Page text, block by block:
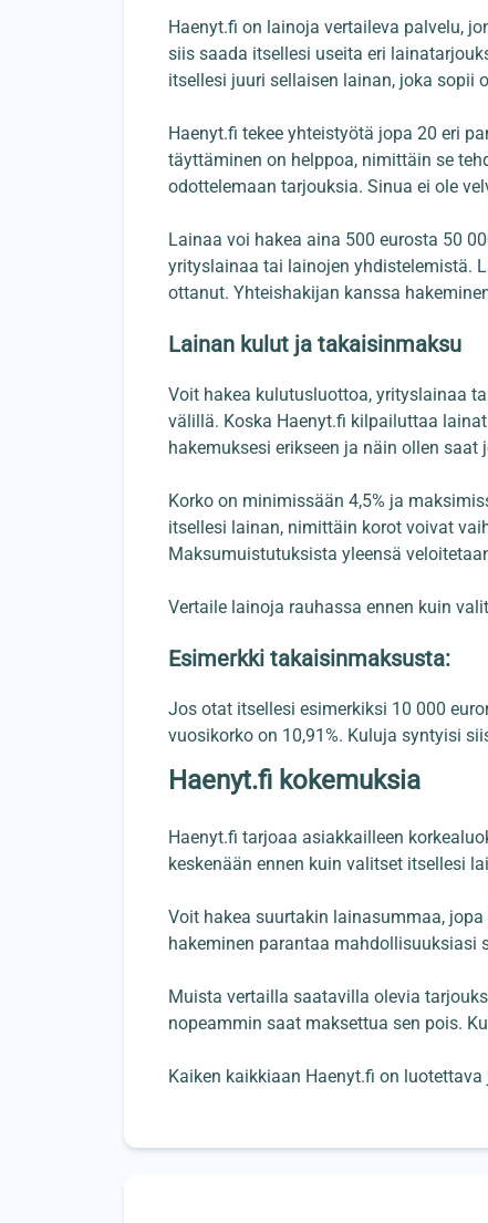
Haenyt.fi on lainoja vertaileva palvelu,
siis saada itsellesi useita eri
itsellesi juuri sellaisen lainan, joka sopii
Haenyt.fi tekee yhteistyötä jopa 20 eri
täyttäminen on helppoa, nimittäin se
odottelemaan tarjouksia. Sinua ei ole
Lainaa voi hakea aina 500 eurosta 50
yrityslainaa tai lainojen yhdistelemistä.
ottanut. Yhteishakijan kanssa
Lainan kulut ja takaisinmaksu
Voit hakea kulutusluottoa, yrityslainaa
välillä. Koska Haenyt.fi kilpailuttaa
hakemuksesi erikseen ja näin ollen
Korko on minimissään 4,5% ja
itsellesi lainan, nimittäin korot voivat
Maksumuistutuksista yleensä
Vertaile lainoja rauhassa ennen kuin
Esimerkki takaisinmaksusta:
Jos otat itsellesi esimerkiksi 10 000
vuosikorko on 10,91%. Kuluja syntyisi
Haenyt.fi kokemuksia
Haenyt.fi tarjoaa asiakkailleen
keskenään ennen kuin valitset itsellesi
Voit hakea suurtakin lainasummaa,
hakeminen parantaa mahdollisuuksiasi
Muista vertailla saatavilla olevia
nopeammin saat maksettua sen pois.
Kaiken kaikkiaan Haenyt.fi on